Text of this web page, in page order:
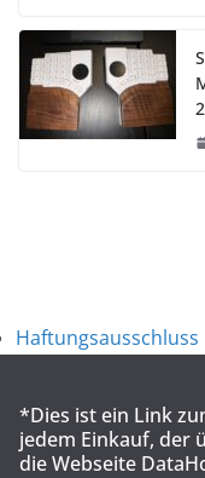
2
Haftungsausschluss
*Dies ist ein Link
jedem Einkauf, der
die Webseite